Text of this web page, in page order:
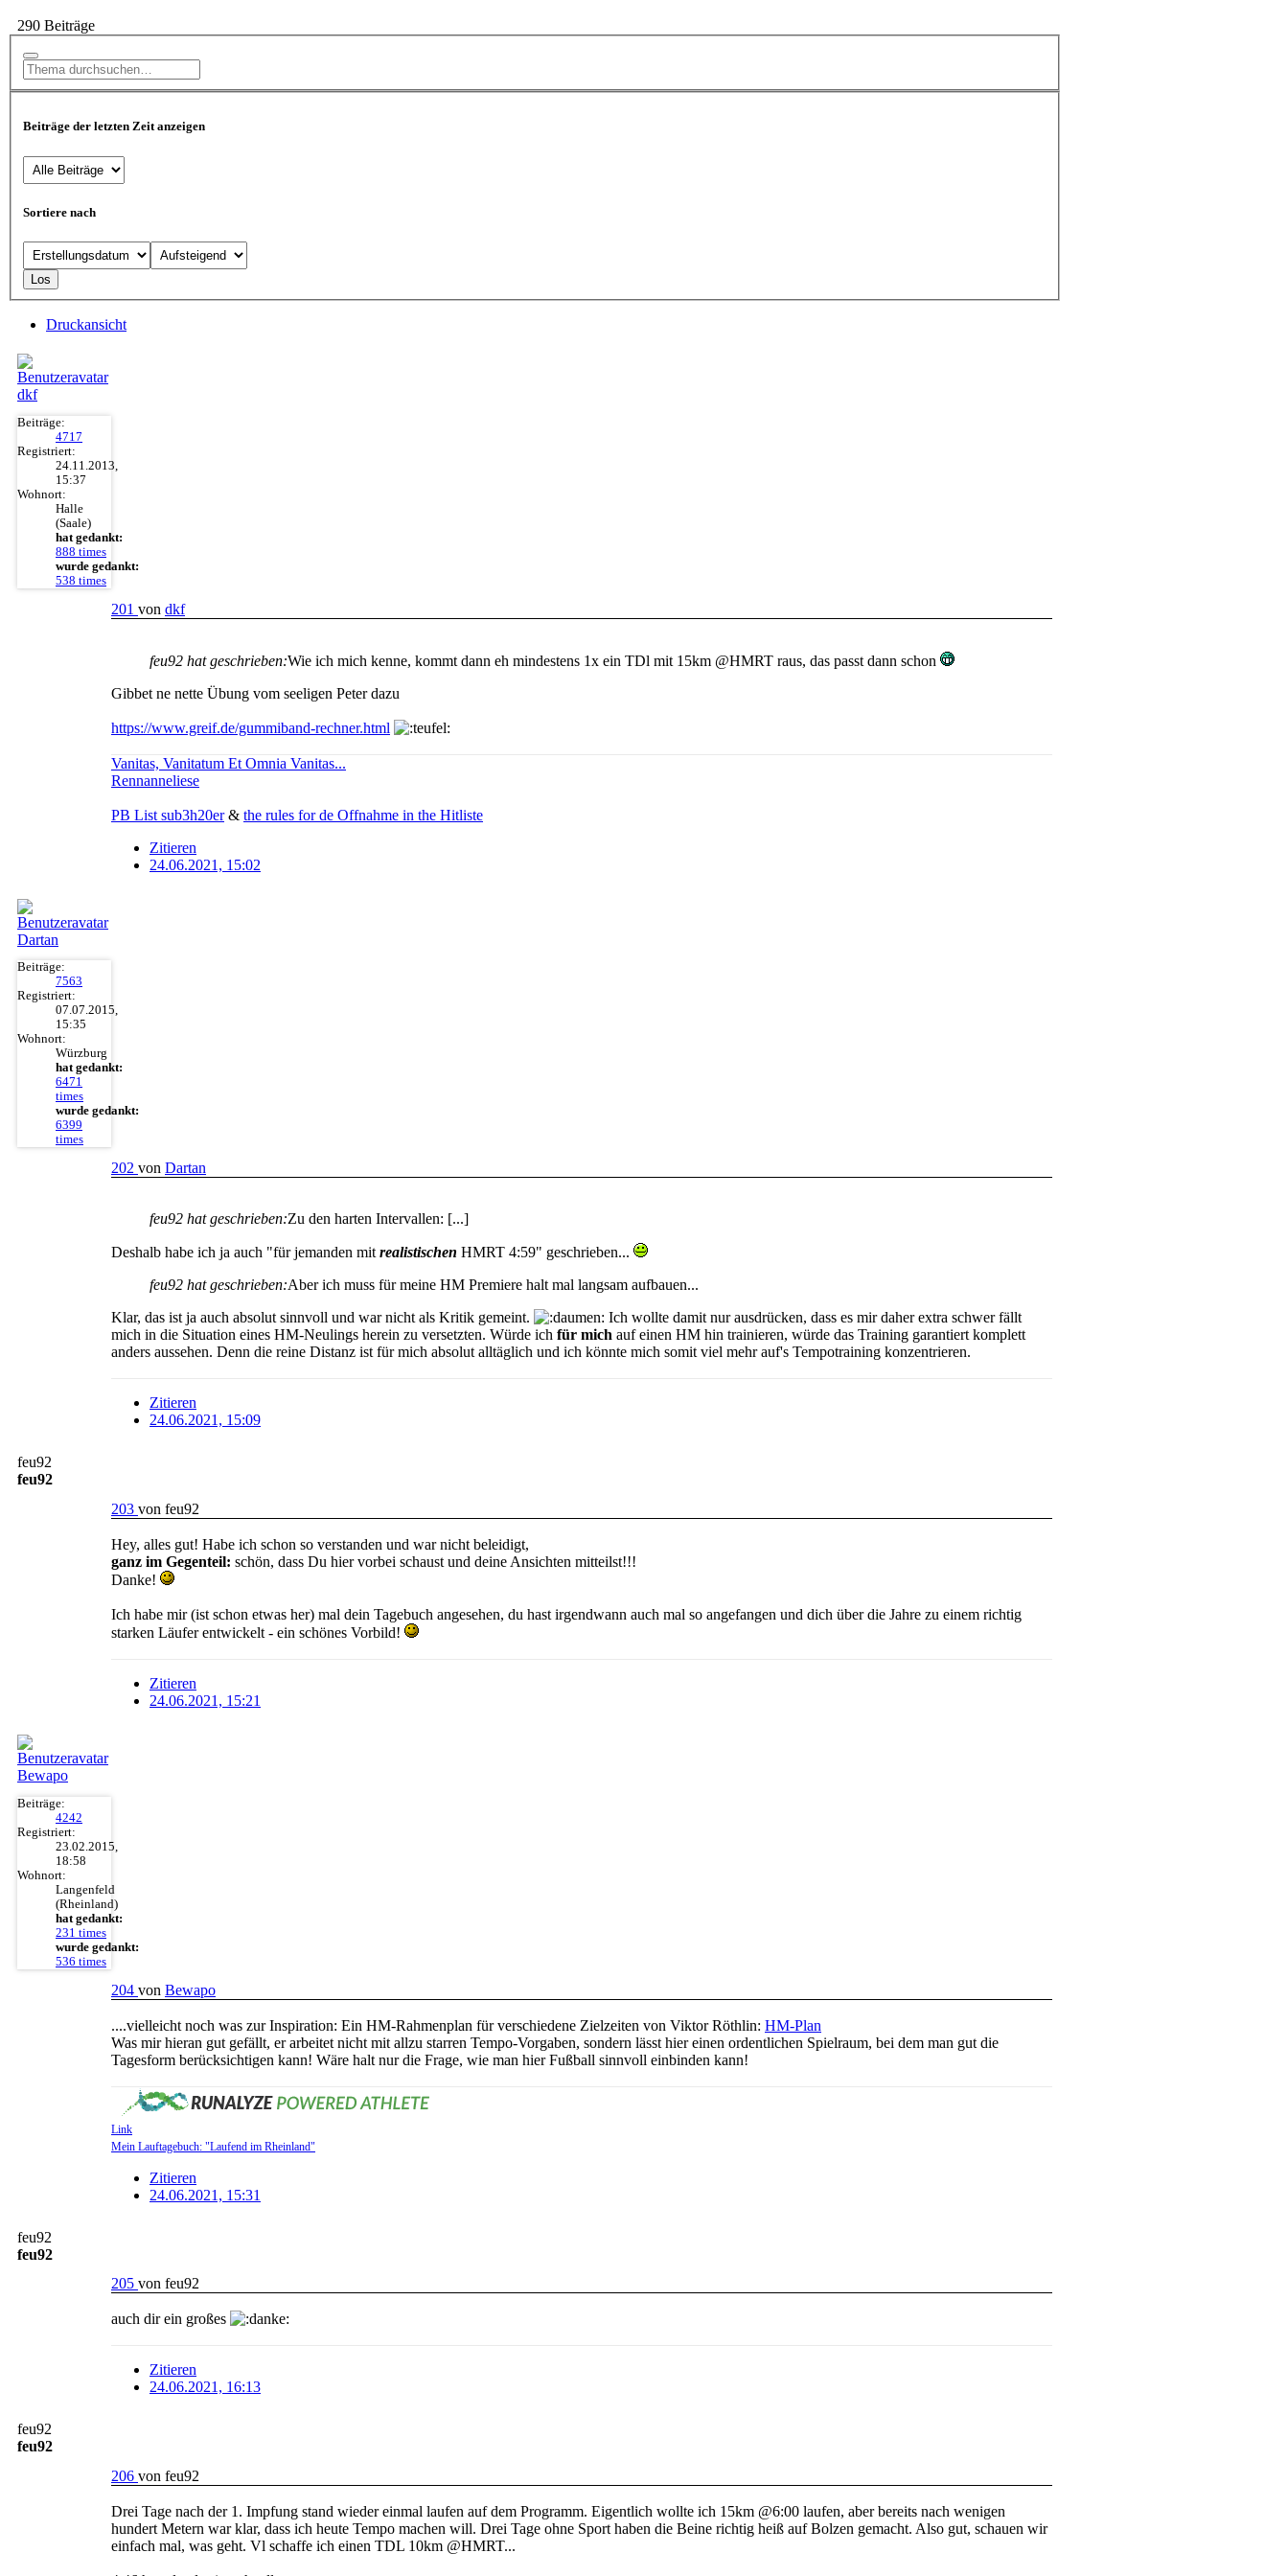
290 Beiträge
Beiträge der letzten Zeit anzeigen
Sortiere nach
Druckansicht
dkf
Beiträge:
4717
Registriert:
24.11.2013,
15:37
Wohnort:
Halle
(Saale)
hat gedankt:
888 times
wurde gedankt:
538 times
201 von dkf
feu92 hat geschrieben:Wie ich mich kenne, kommt dann eh mindestens 1x ein TDl mit 15km @HMRT raus, das passt dann schon
Gibbet ne nette Übung vom seeligen Peter dazu
https://www.greif.de/gummiband-rechner.html
Vanitas, Vanitatum Et Omnia Vanitas...
Rennanneliese
PB List sub3h20er& the rules for de Offnahme in the Hitliste
Zitieren
24.06.2021, 15:02
Dartan
Beiträge:
7563
Registriert:
07.07.2015,
15:35
Wohnort:
Würzburg
hat gedankt:
6471
times
wurde gedankt:
6399
times
202 von Dartan
feu92 hat geschrieben:Zu den harten Intervallen: [...]
Deshalb habe ich ja auch "für jemanden mit realistischen HMRT 4:59" geschrieben...
feu92 hat geschrieben:Aber ich muss für meine HM Premiere halt mal langsam aufbauen...
Klar, das ist ja auch absolut sinnvoll und war nicht als Kritik gemeint.
Ich wollte damit nur ausdrücken, dass es mir daher extra schwer fällt
mich in die Situation eines HM-Neulings herein zu versetzten. Würde ich für mich auf einen HM hin trainieren, würde das Training garantiert komplett
anders aussehen. Denn die reine Distanz ist für mich absolut alltäglich und ich könnte mich somit viel mehr auf's Tempotraining konzentrieren.
Zitieren
24.06.2021, 15:09
feu92
feu92
203 von feu92
Hey, alles gut! Habe ich schon so verstanden und war nicht beleidigt,
ganz im Gegenteil: schön, dass Du hier vorbei schaust und deine Ansichten mitteilst!!!
Danke!
Ich habe mir (ist schon etwas her) mal dein Tagebuch angesehen, du hast irgendwann auch mal so angefangen und dich über die Jahre zu einem richtig
starken Läufer entwickelt - ein schönes Vorbild!
Zitieren
24.06.2021, 15:21
Bewapo
Beiträge:
4242
Registriert:
23.02.2015,
18:58
Wohnort:
Langenfeld
(Rheinland)
hat gedankt:
231 times
wurde gedankt:
536 times
204 von Bewapo
....vielleicht noch was zur Inspiration: Ein HM-Rahmenplan für verschiedene Zielzeiten von Viktor Röthlin: HM-Plan
Was mir hieran gut gefällt, er arbeitet nicht mit allzu starren Tempo-Vorgaben, sondern lässt hier einen ordentlichen Spielraum, bei dem man gut die
Tagesform berücksichtigen kann! Wäre halt nur die Frage, wie man hier Fußball sinnvoll einbinden kann!
Link
Mein Lauftagebuch: "Laufend im Rheinland"
Zitieren
24.06.2021, 15:31
feu92
feu92
205 von feu92
auch dir ein großes
Zitieren
24.06.2021, 16:13
feu92
feu92
206 von feu92
Drei Tage nach der 1. Impfung stand wieder einmal laufen auf dem Programm. Eigentlich wollte ich 15km @6:00 laufen, aber bereits nach wenigen
hundert Metern war klar, dass ich heute Tempo machen will. Drei Tage ohne Sport haben die Beine richtig heiß auf Bolzen gemacht. Also gut, schauen wir
einfach mal, was geht. Vl schaffe ich einen TDL 10km @HMRT...